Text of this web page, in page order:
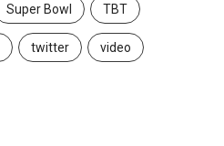
Super Bowl TBT
twitter video